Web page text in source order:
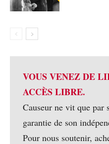
VOUS VENEZ DE
ACCÈS LIBRE.
Causeur ne vit que par
garantie de son
Pour nous soutenir,